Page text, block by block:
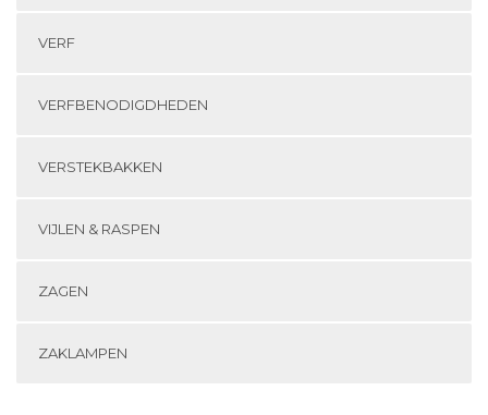
VERF
VERFBENODIGDHEDEN
VERSTEKBAKKEN
VIJLEN & RASPEN
ZAGEN
ZAKLAMPEN